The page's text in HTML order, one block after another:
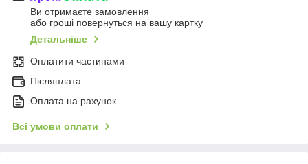
Ви отримаєте замовлення
або гроші повернуться на вашу картку
Детальніше
Оплатити частинами
Післяплата
Оплата на рахунок
Всі умови оплати